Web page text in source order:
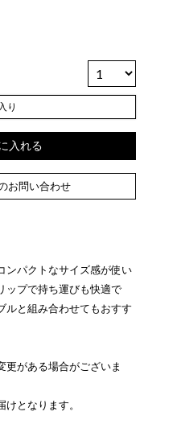
り
入れる
お問い合わせ
ンパクトなサイズ感が使い
ップで持ち運びも快適で
ルと組み合わせてもおすす
がある場合がございま
となります。